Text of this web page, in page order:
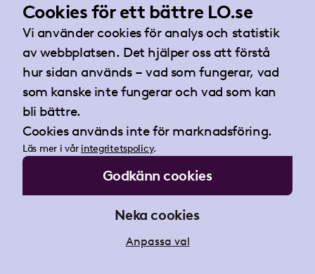
Lättläst om LO
Teckenspråksfilm
Tidningen Arbetet
Landsorganisationen i Sverige
Barnhusgatan 18
105 53 Stockholm
Tel:08-796 25 00
Fax:08-796 25 17
E-post:info@lo.se
Org.nr 802001-9769
Cookies för ett bättre LO.se
Vi använder cookies för analys och statistik
av webbplatsen. Det hjälper oss att förstå
hur sidan används – vad som fungerar, vad
som kanske inte fungerar och vad som kan
bli bättre.
Cookies används inte för marknadsföring.
Läs mer i vår integritetspolicy.
Godkänn cookies
Neka cookies
Anpassa val